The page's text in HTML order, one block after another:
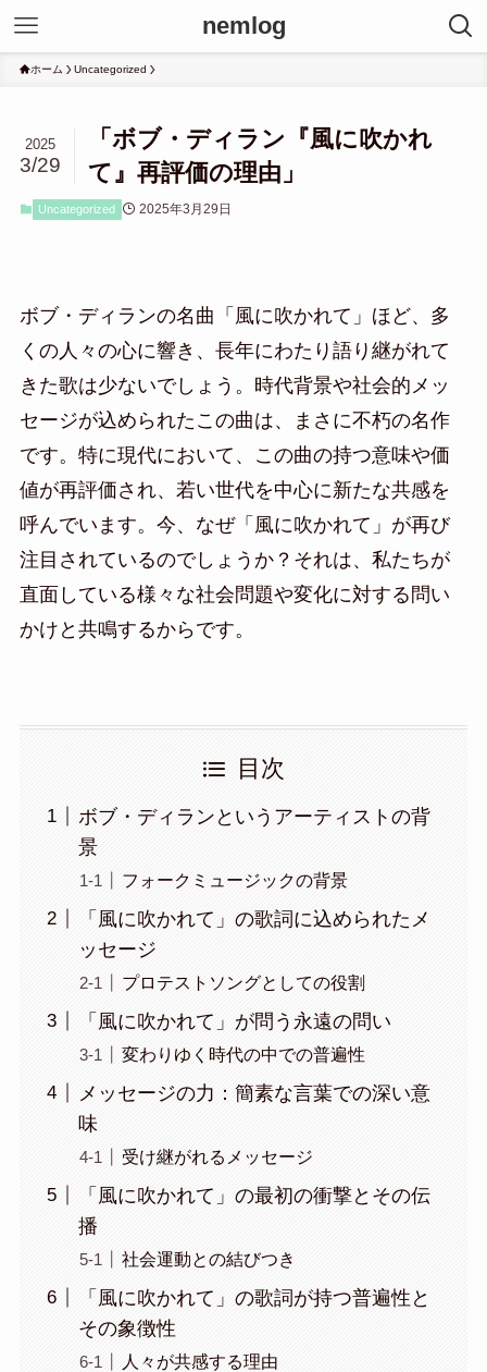
nemlog
ホーム Uncategorized
「ボブ・ディラン『風に吹かれ
て』再評価の理由」
2025
3/29
Uncategorized 2025年3月29日
ボブ・ディランの名曲「風に吹かれて」ほど、多
くの人々の心に響き、長年にわたり語り継がれて
きた歌は少ないでしょう。時代背景や社会的メッ
セージが込められたこの曲は、まさに不朽の名作
です。特に現代において、この曲の持つ意味や価
値が再評価され、若い世代を中心に新たな共感を
呼んでいます。今、なぜ「風に吹かれて」が再び
注目されているのでしょうか？それは、私たちが
直面している様々な社会問題や変化に対する問い
かけと共鳴するからです。
目次
ボブ・ディランというアーティストの背
景
フォークミュージックの背景
「風に吹かれて」の歌詞に込められたメ
ッセージ
プロテストソングとしての役割
「風に吹かれて」が問う永遠の問い
変わりゆく時代の中での普遍性
メッセージの力：簡素な言葉での深い意
味
受け継がれるメッセージ
「風に吹かれて」の最初の衝撃とその伝
播
社会運動との結びつき
「風に吹かれて」の歌詞が持つ普遍性と
その象徴性
人々が共感する理由